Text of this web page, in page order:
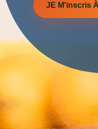
JE M'inscris